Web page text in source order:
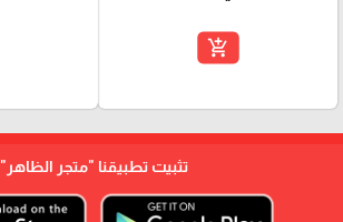
add_shopping_cart
تثبيت تطبيقنا "متجر الظاهر"